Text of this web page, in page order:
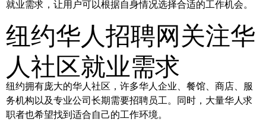
就业需求，让用户可以根据自身情况选择合适的工作机会。
纽约华人招聘网关注华
人社区就业需求
纽约拥有庞大的华人社区，许多华人企业、餐馆、商店、服
务机构以及专业公司长期需要招聘员工。同时，大量华人求
职者也希望找到适合自己的工作环境。